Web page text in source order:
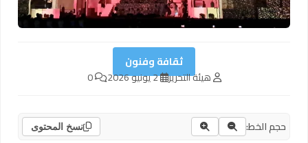
ثقافة وفنون
هيئة التحرير 2 يونيو 2026 0
حجم الخط: نسخ المحتوى